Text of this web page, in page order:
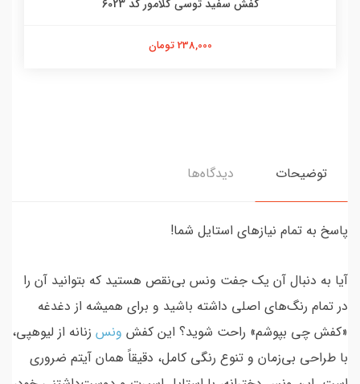
کفش سفید توسی گلامور کد 6023
238,000 تومان
توضیحات دیدگاه‌ها
پاسخ به تمام نیازهای استایل شما!
آیا به دنبال آن یک جفت ونس بی‌نقص هستید که بتوانید آن را
در تمام رنگ‌های اصلی داشته باشید و برای همیشه از دغدغه
«کفش چی بپوشم» راحت شوید؟ این کفش ونس زنانه از لیوهپی،
با طراحی بی‌زمان و تنوع رنگی کامل، دقیقاً همان آیتم ضروری